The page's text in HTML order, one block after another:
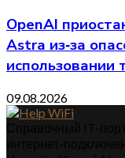
OpenAI
Astra из‑за
использовании
09.08.2026